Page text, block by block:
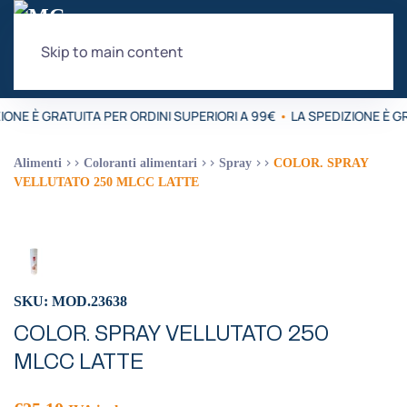
Skip to main content
È GRATUITA PER ORDINI SUPERIORI A 99€ • LA SPEDIZIONE È
Alimenti Coloranti alimentari Spray
COLOR. SPRAY
VELLUTATO 250 MLCC LATTE
SKU: MOD.23638
COLOR. SPRAY VELLUTATO 250
MLCC LATTE